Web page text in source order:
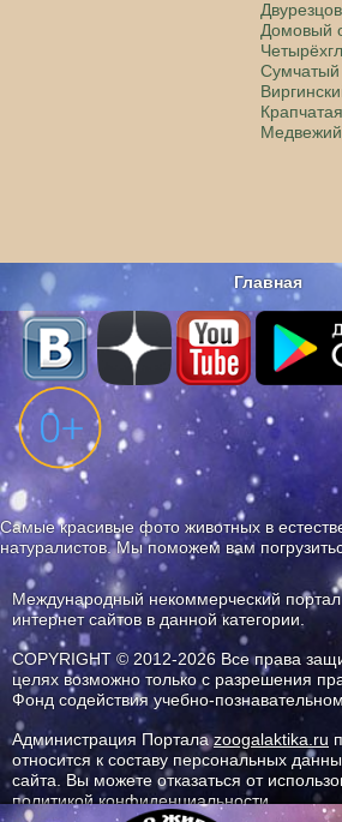
Домовый
Сумчатый
Медвежий
Главная
Наши
Самые красивые фото животных в
натуралистов. Мы поможем вам
Международный некоммерческий
интернет сайтов в данной категории.
COPYRIGHT © 2012-2026 Все права
целях возможно только с разрешения
Фонд содействия учебно-
Администрация Порталаzoogalaktika.ru
относится к составу персональных
сайта. Вы можете отказаться от
политикой конфиденциальности.